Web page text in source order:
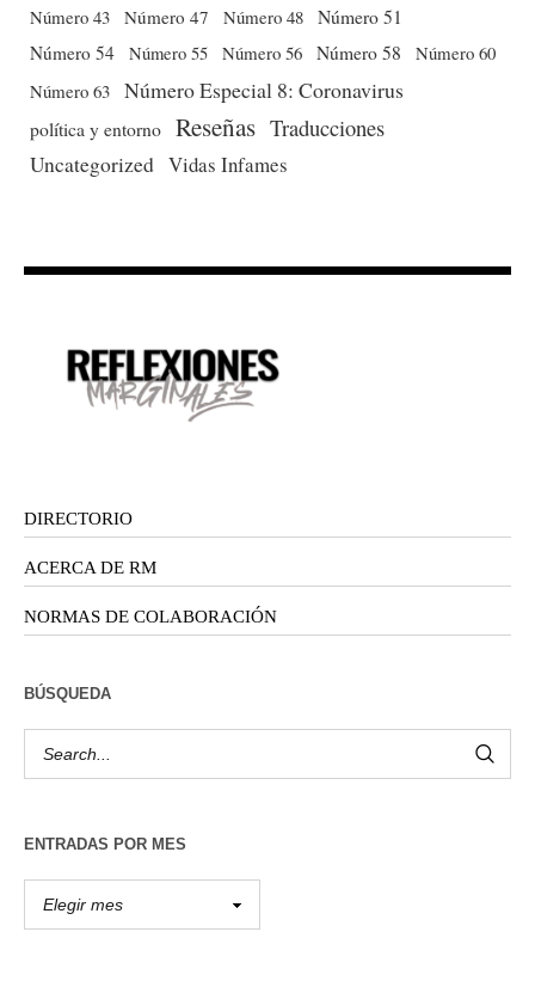
Número 43 Número 47 Número 48 Número 51
Número 54 Número 55 Número 56 Número 58
Número 60
Número 63 Número Especial 8: Coronavirus
política y entorno Reseñas Traducciones
Uncategorized Vidas Infames
DIRECTORIO
ACERCA DE RM
NORMAS DE COLABORACIÓN
BÚSQUEDA
ENTRADAS POR MES